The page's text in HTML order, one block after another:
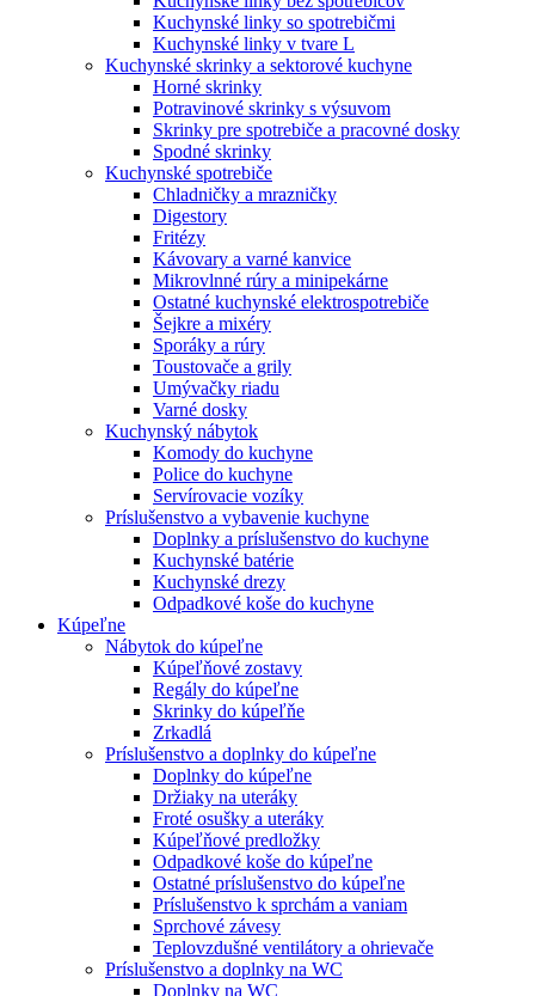
Kuchynské linky so spotrebičmi
Kuchynské linky v tvare L
Kuchynské skrinky a sektorové kuchyne
Horné skrinky
Potravinové skrinky s výsuvom
Skrinky pre spotrebiče a pracovné dosky
Spodné skrinky
Kuchynské spotrebiče
Chladničky a mrazničky
Digestory
Fritézy
Kávovary a varné kanvice
Mikrovlnné rúry a minipekárne
Ostatné kuchynské elektrospotrebiče
Šejkre a mixéry
Sporáky a rúry
Toustovače a grily
Umývačky riadu
Varné dosky
Kuchynský nábytok
Komody do kuchyne
Police do kuchyne
Servírovacie vozíky
Príslušenstvo a vybavenie kuchyne
Doplnky a príslušenstvo do kuchyne
Kuchynské batérie
Kuchynské drezy
Odpadkové koše do kuchyne
Kúpeľne
Nábytok do kúpeľne
Kúpeľňové zostavy
Regály do kúpeľne
Skrinky do kúpeľňe
Zrkadlá
Príslušenstvo a doplnky do kúpeľne
Doplnky do kúpeľne
Držiaky na uteráky
Froté osušky a uteráky
Kúpeľňové predložky
Odpadkové koše do kúpeľne
Ostatné príslušenstvo do kúpeľne
Príslušenstvo k sprchám a vaniam
Sprchové závesy
Teplovzdušné ventilátory a ohrievače
Príslušenstvo a doplnky na WC
Doplnky na WC